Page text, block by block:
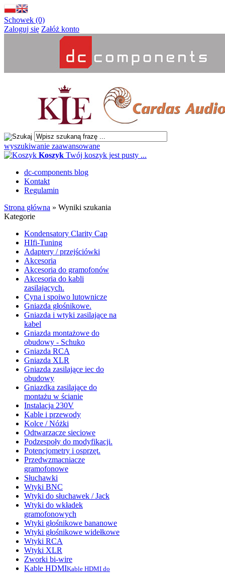
Schowek (0)
Zaloguj się Załóż konto
wyszukiwanie zaawansowane
Koszyk Twój koszyk jest pusty ...
dc-components blog
Kontakt
Regulamin
Strona główna » Wyniki szukania
Kategorie
Kondensatory Clarity Cap
HIfi-Tuning
Adaptery / przejściówki
Akcesoria
Akcesoria do gramofonów
Akcesoria do kabli
zasilajacych.
Cyna i spoiwo lutownicze
Gniazda głośnikowe.
Gniazda i wtyki zasilające na
kabel
Gniazda montażowe do
obudowy - Schuko
Gniazda RCA
Gniazda XLR
Gniazda zasilające iec do
obudowy
Gniazdka zasilające do
montażu w ścianie
Instalacja 230V
Kable i przewody
Kolce / Nóżki
Odtwarzacze sieciowe
Podzespoły do modyfikacji.
Potencjometry i osprzęt.
Przedwzmacniacze
gramofonowe
Słuchawki
Wtyki BNC
Wtyki do słuchawek / Jack
Wtyki do wkładek
gramofonowych
Wtyki głośnikowe bananowe
Wtyki głośnikowe widełkowe
Wtyki RCA
Wtyki XLR
Zworki bi-wire
Kable HDMIKable HDMI do